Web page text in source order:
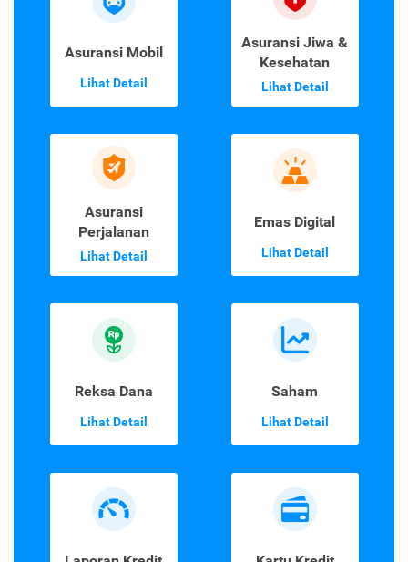
Asuransi Mobil
Lihat Detail
Asuransi Jiwa &
Kesehatan
Lihat Detail
Asuransi
Perjalanan
Lihat Detail
Emas Digital
Lihat Detail
Reksa Dana
Lihat Detail
Saham
Lihat Detail